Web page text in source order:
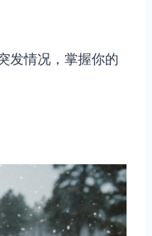
发情况，掌握你的